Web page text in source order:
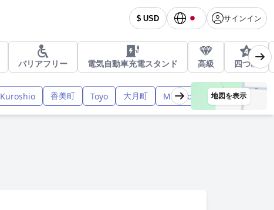
$ USD サインイン
バリアフリー 電気自動車充電スタンド 高級 四つ星
Kuroshio 香美町 Toyo 大月町 Muroto Nankoku
地図を表示